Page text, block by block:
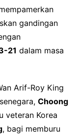
gandingan
21 dalam masa
Arif-Roy King
Choong
veteran Korea
, bagi memburu